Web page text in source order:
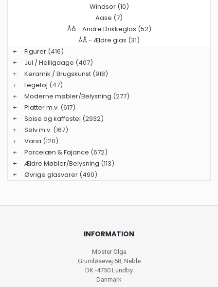
Windsor (10)
Aase (7)
Åå - Andre Drikkeglas (52)
ÅÅ - Ældre glas (31)
+
Figurer (416)
+
Jul / Helligdage (407)
+
Keramik / Brugskunst (918)
+
Legetøj (47)
+
Moderne møbler/Belysning (277)
+
Platter m.v. (617)
+
Spise og kaffestel (2932)
+
Sølv m.v. (167)
+
Varia (120)
+
Porcelæn & Fajance (672)
+
Ældre Møbler/Belysning (113)
+
Øvrige glasvarer (490)
INFORMATION
Moster Olga
Grumløsevej 58, Neble
DK -4750 Lundby
Danmark